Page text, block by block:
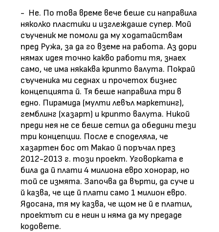
- Не. По това време вече беше си направила
няколко пластики и изглеждаше супер. Мой
съученик ме помоли да му ходатайствам
пред Ружа, за да го вземе на работа. Аз дори
нямах идея точно какво работи тя, знаех
само, че има някаква крипто валута. Покрай
съученика ми седнах и прочетох бизнес
концепцията й. Тя беше направила три в
едно. Пирамида (мулти левъл маркетинг),
гемблинг (хазарт) и крипто валута. Никой
преди нея не се беше сетил да обедини тези
три концепции. После е споделяла, че
хазартен бос от Макао й поръчал през
2012-2013 г. този проект. Уговорката е
била да й плати 4 милиона евро хонорар, но
той се измята. Започва да върти, да суче и
й казва, че ще й плати само 1 милион евро.
Ядосана, тя му казва, че щом не й е платил,
проектът си е неин и няма да му предаде
кодовете.